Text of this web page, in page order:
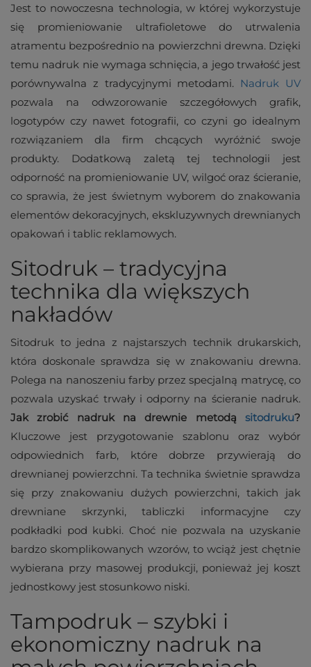
Jest to nowoczesna technologia, w której wykorzystuje
się promieniowanie ultrafioletowe do utrwalenia
atramentu bezpośrednio na powierzchni drewna. Dzięki
temu nadruk nie wymaga schnięcia, a jego trwałość jest
porównywalna z tradycyjnymi metodami. Nadruk UV
pozwala na odwzorowanie szczegółowych grafik,
logotypów czy nawet fotografii, co czyni go idealnym
rozwiązaniem dla firm chcących wyróżnić swoje
produkty. Dodatkową zaletą tej technologii jest
odporność na promieniowanie UV, wilgoć oraz ścieranie,
co sprawia, że jest świetnym wyborem do znakowania
elementów dekoracyjnych, ekskluzywnych drewnianych
opakowań i tablic reklamowych.
Sitodruk – tradycyjna
technika dla większych
nakładów
Sitodruk to jedna z najstarszych technik drukarskich,
która doskonale sprawdza się w znakowaniu drewna.
Polega na nanoszeniu farby przez specjalną matrycę, co
pozwala uzyskać trwały i odporny na ścieranie nadruk.
Jak zrobić nadruk na drewnie metodą sitodruku?
Kluczowe jest przygotowanie szablonu oraz wybór
odpowiednich farb, które dobrze przywierają do
drewnianej powierzchni. Ta technika świetnie sprawdza
się przy znakowaniu dużych powierzchni, takich jak
drewniane skrzynki, tabliczki informacyjne czy
podkładki pod kubki. Choć nie pozwala na uzyskanie
bardzo skomplikowanych wzorów, to wciąż jest chętnie
wybierana przy masowej produkcji, ponieważ jej koszt
jednostkowy jest stosunkowo niski.
Tampodruk – szybki i
ekonomiczny nadruk na